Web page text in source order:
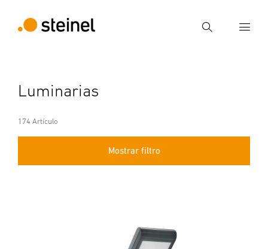
Búsqueda
Búsqueda
Luminarias
174 Artículo
Mostrar filtro